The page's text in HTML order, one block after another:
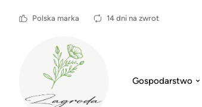
Polska marka 14 dni na zwrot
Gospodarstwo